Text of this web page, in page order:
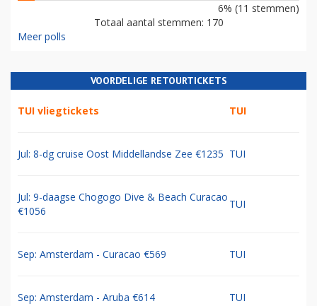
6% (11 stemmen)
Totaal aantal stemmen: 170
Meer polls
VOORDELIGE RETOURTICKETS
TUI vliegtickets TUI
Jul: 8-dg cruise Oost Middellandse Zee €1235 TUI
Jul: 9-daagse Chogogo Dive & Beach Curacao
€1056
TUI
Sep: Amsterdam - Curacao €569 TUI
Sep: Amsterdam - Aruba €614 TUI